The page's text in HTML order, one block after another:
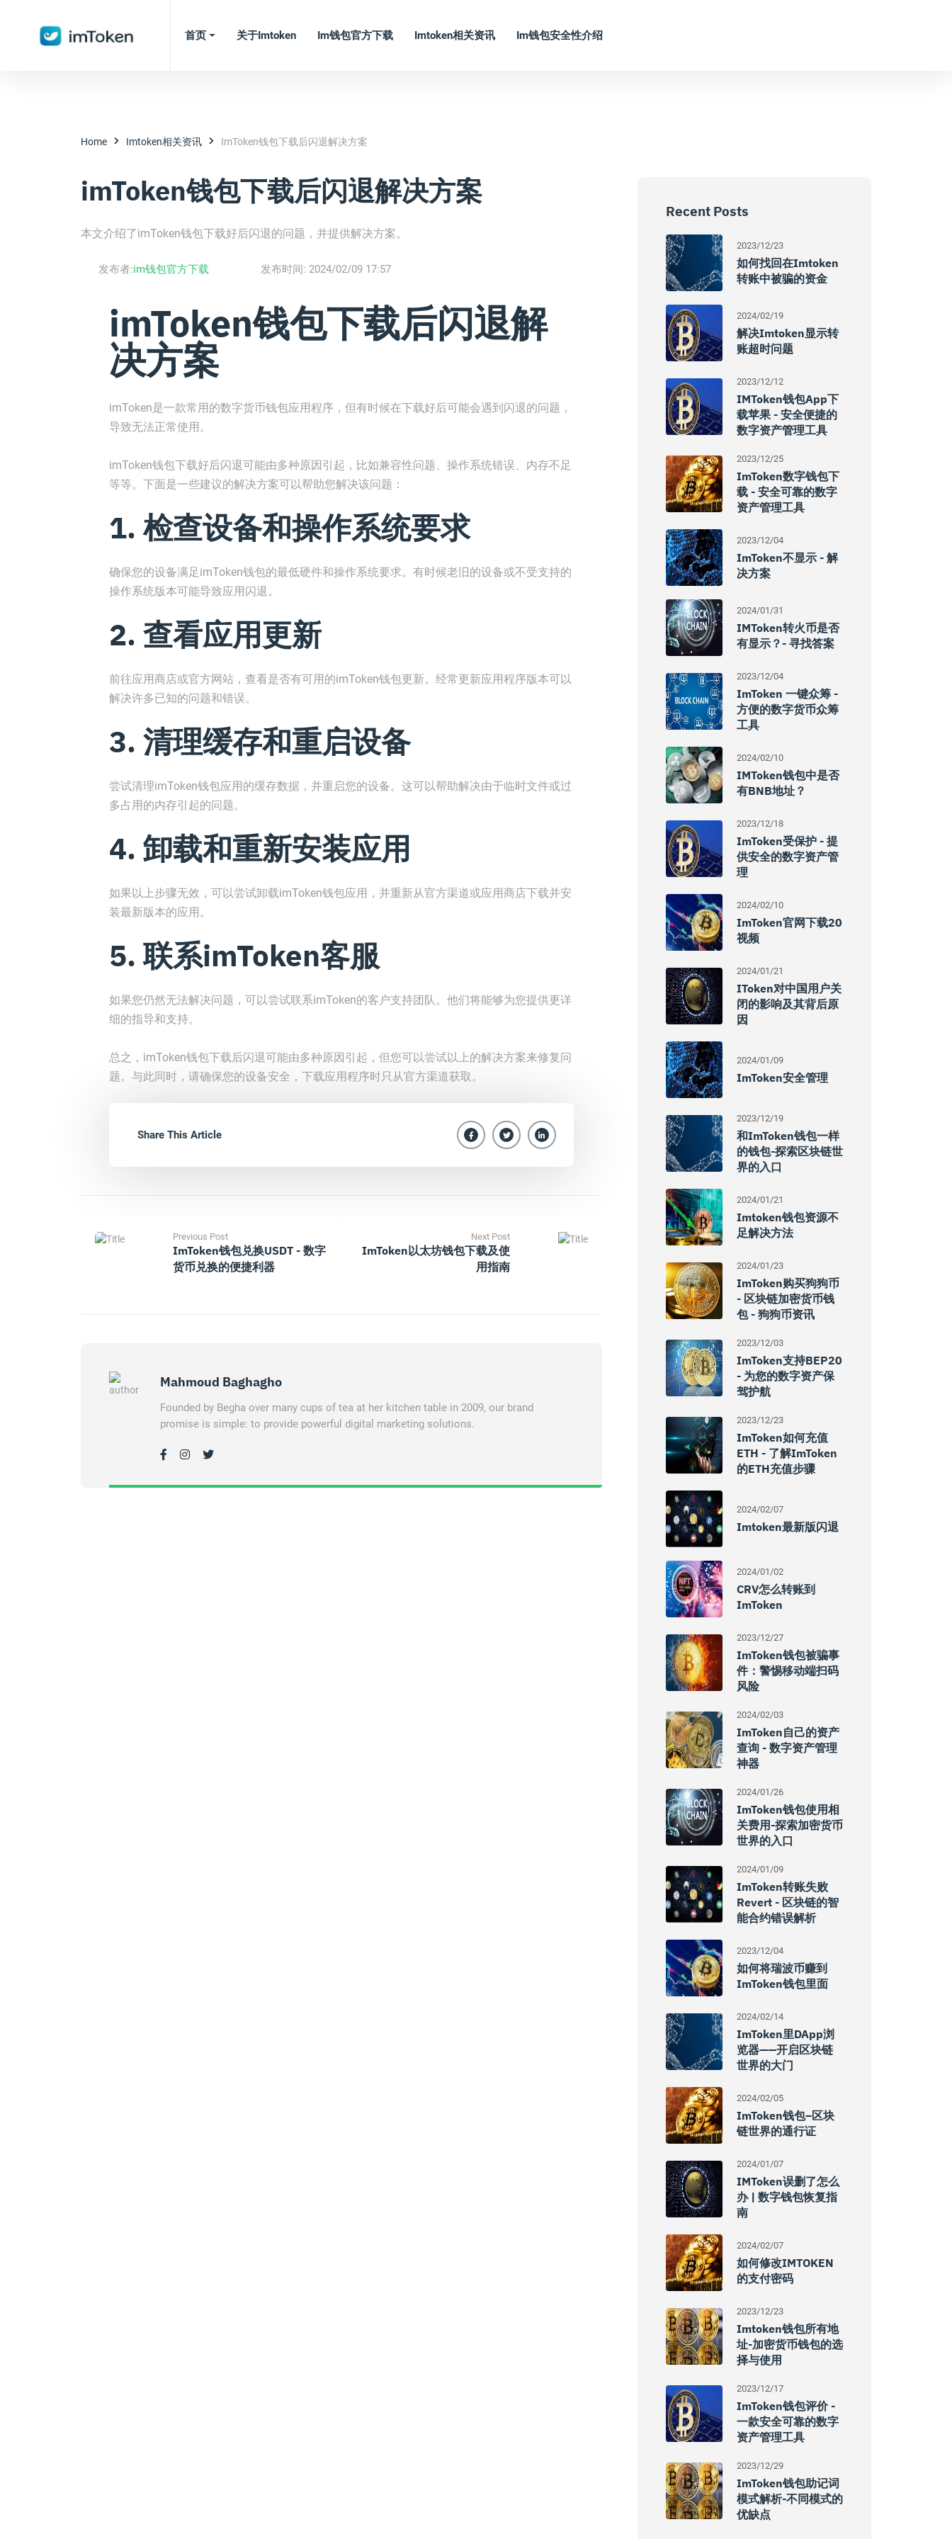
首页 关于imtoken Im钱包官方下载 Imtoken相关资讯 Im钱包安全性介绍
Home Imtoken相关资讯 ImToken钱包下载后闪退解决方案
imToken钱包下载后闪退解决方案
本文介绍了imToken钱包下载好后闪退的问题，并提供解决方案。
发布者:im钱包官方下载 发布时间: 2024/02/09 17:57
imToken钱包下载后闪退解
决方案
imToken是一款常用的数字货币钱包应用程序，但有时候在下载好后可能会遇到闪退的问题，
导致无法正常使用。
imToken钱包下载好后闪退可能由多种原因引起，比如兼容性问题、操作系统错误、内存不足
等等。下面是一些建议的解决方案可以帮助您解决该问题：
1. 检查设备和操作系统要求
确保您的设备满足imToken钱包的最低硬件和操作系统要求。有时候老旧的设备或不受支持的
操作系统版本可能导致应用闪退。
2. 查看应用更新
前往应用商店或官方网站，查看是否有可用的imToken钱包更新。经常更新应用程序版本可以
解决许多已知的问题和错误。
3. 清理缓存和重启设备
尝试清理imToken钱包应用的缓存数据，并重启您的设备。这可以帮助解决由于临时文件或过
多占用的内存引起的问题。
4. 卸载和重新安装应用
如果以上步骤无效，可以尝试卸载imToken钱包应用，并重新从官方渠道或应用商店下载并安
装最新版本的应用。
5. 联系imToken客服
如果您仍然无法解决问题，可以尝试联系imToken的客户支持团队。他们将能够为您提供更详
细的指导和支持。
总之，imToken钱包下载后闪退可能由多种原因引起，但您可以尝试以上的解决方案来修复问
题。与此同时，请确保您的设备安全，下载应用程序时只从官方渠道获取。
Share This Article
Previous Post
ImToken钱包兑换USDT - 数字
货币兑换的便捷利器
Next Post
ImToken以太坊钱包下载及使
用指南
Mahmoud Baghagho
Founded by Begha over many cups of tea at her kitchen table in 2009, our brand
promise is simple: to provide powerful digital marketing solutions.
Recent Posts
2023/12/23
如何找回在imtoken
转账中被骗的资金
2024/02/19
解决imtoken显示转
账超时问题
2023/12/12
IMToken钱包App下
载苹果 - 安全便捷的
数字资产管理工具
2023/12/25
ImToken数字钱包下
载 - 安全可靠的数字
资产管理工具
2023/12/04
ImToken不显示 - 解
决方案
2024/01/31
IMToken转火币是否
有显示？- 寻找答案
2023/12/04
ImToken 一键众筹 -
方便的数字货币众筹
工具
2024/02/10
IMToken钱包中是否
有BNB地址？
2023/12/18
ImToken受保护 - 提
供安全的数字资产管
理
2024/02/10
ImToken官网下载20
视频
2024/01/21
IToken对中国用户关
闭的影响及其背后原
因
2024/01/09
ImToken安全管理
2023/12/19
和imToken钱包一样
的钱包-探索区块链世
界的入口
2024/01/21
Imtoken钱包资源不
足解决方法
2024/01/23
ImToken购买狗狗币
- 区块链加密货币钱
包 - 狗狗币资讯
2023/12/03
ImToken支持BEP20
- 为您的数字资产保
驾护航
2023/12/23
ImToken如何充值
ETH - 了解imToken
的ETH充值步骤
2024/02/07
Imtoken最新版闪退
2024/01/02
CRV怎么转账到
ImToken
2023/12/27
ImToken钱包被骗事
件：警惕移动端扫码
风险
2024/02/03
ImToken自己的资产
查询 - 数字资产管理
神器
2024/01/26
ImToken钱包使用相
关费用-探索加密货币
世界的入口
2024/01/09
ImToken转账失败
Revert - 区块链的智
能合约错误解析
2023/12/04
如何将瑞波币赚到
ImToken钱包里面
2024/02/14
ImToken里DApp浏
览器——开启区块链
世界的大门
2024/02/05
ImToken钱包–区块
链世界的通行证
2024/01/07
IMToken误删了怎么
办 | 数字钱包恢复指
南
2024/02/07
如何修改IMTOKEN
的支付密码
2023/12/23
Imtoken钱包所有地
址-加密货币钱包的选
择与使用
2023/12/17
ImToken钱包评价 -
一款安全可靠的数字
资产管理工具
2023/12/29
ImToken钱包助记词
模式解析-不同模式的
优缺点